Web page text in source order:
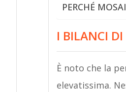
PERCHÉ
I BILANCI
È noto che la
elevatissima.